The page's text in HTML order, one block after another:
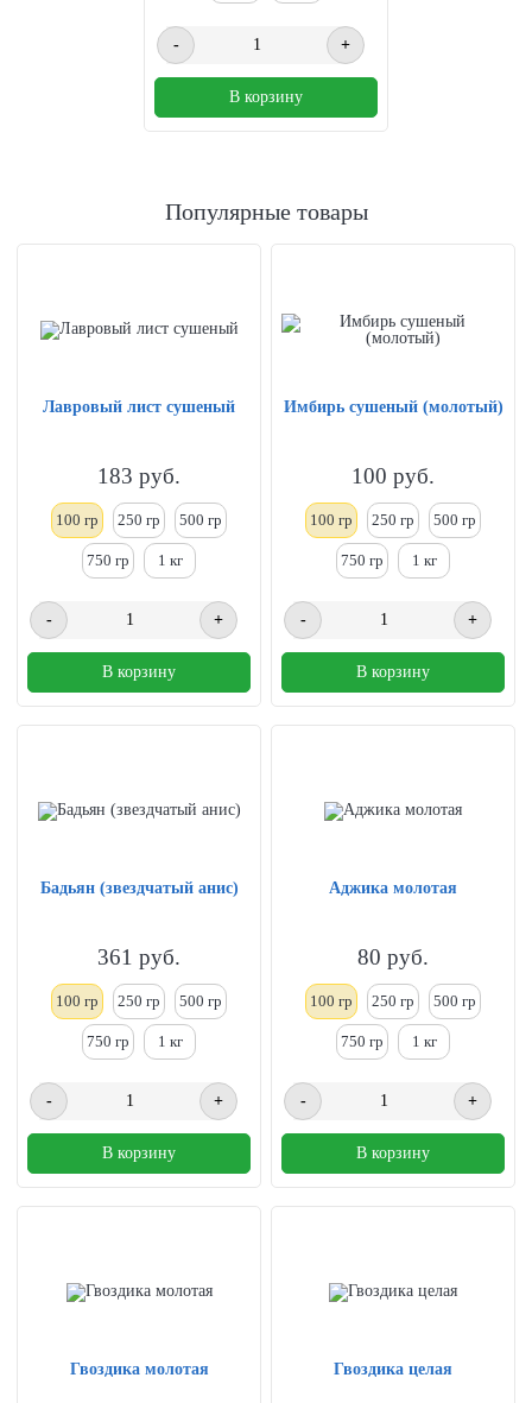
- +
В корзину
Популярные товары
Лавровый лист сушеный
183 руб.
100 гр 250 гр 500 гр
750 гр 1 кг
- +
В корзину
Имбирь сушеный (молотый)
100 руб.
100 гр 250 гр 500 гр
750 гр 1 кг
- +
В корзину
Бадьян (звездчатый анис)
361 руб.
100 гр 250 гр 500 гр
750 гр 1 кг
- +
В корзину
Аджика молотая
80 руб.
100 гр 250 гр 500 гр
750 гр 1 кг
- +
В корзину
Гвоздика молотая Гвоздика целая